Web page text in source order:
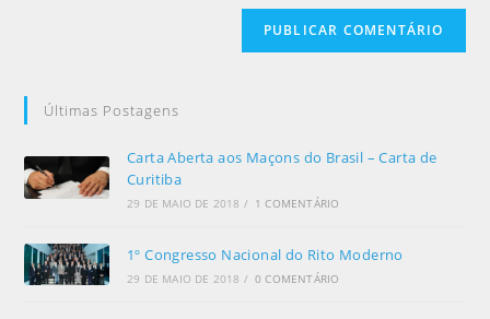
Últimas Postagens
Carta Aberta aos Maçons do Brasil – Carta de
Curitiba
29 DE MAIO DE 2018 / 1 COMENTÁRIO
1º Congresso Nacional do Rito Moderno
29 DE MAIO DE 2018 / 0 COMENTÁRIO